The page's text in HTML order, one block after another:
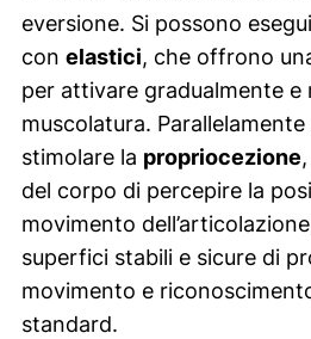
eversione. Si possono
con elastici, che offrono
per attivare gradualmente e
muscolatura.
stimolare la propriocezione
del corpo di percepire la
movimento
superfici stabili e sicure di
movimento e
standard.